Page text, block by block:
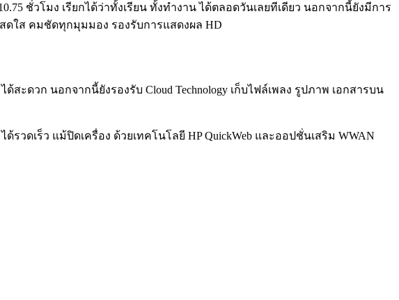
ชั่วโมง เรียกได้ว่าทั้งเรียน ทั้งทำงาน ได้ตลอดวันเลยทีเดียว นอกจากนี้ยังมีการ
ดใส คมชัดทุกมุมมอง รองรับการแสดงผล HD
ะดวก นอกจากนี้ยังรองรับ Cloud Technology เก็บไฟล์เพลง รูปภาพ เอกสารบน
รวดเร็ว แม้ปิดเครื่อง ด้วยเทคโนโลยี HP QuickWeb และออปชั่นเสริม WWAN